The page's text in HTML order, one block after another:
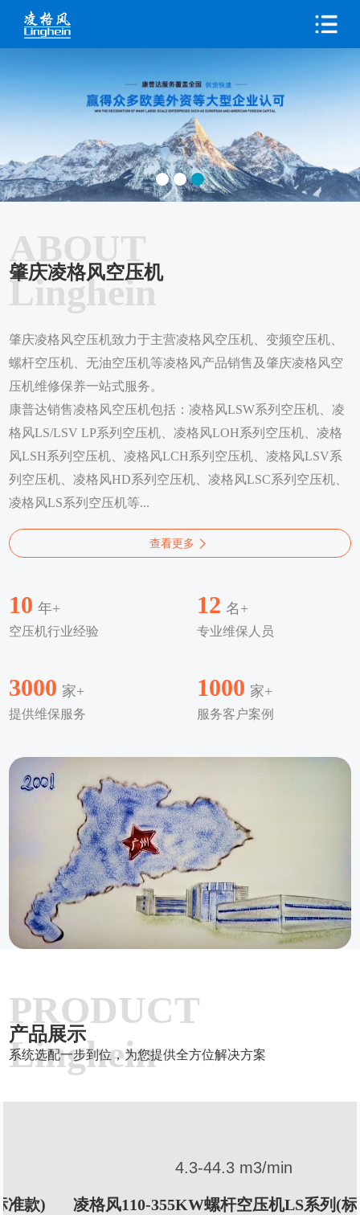
ABOUT
Linghein
肇庆凌格风空压机
肇庆凌格风空压机致力于主营凌格风空压机、变频空压机、
螺杆空压机、无油空压机等凌格风产品销售及肇庆凌格风空
压机维修保养一站式服务。
康普达销售凌格风空压机包括：凌格风LSW系列空压机、凌
格风LS/LSV LP系列空压机、凌格风LOH系列空压机、凌格
风LSH系列空压机、凌格风LCH系列空压机、凌格风LSV系
列空压机、凌格风HD系列空压机、凌格风LSC系列空压机、
凌格风LS系列空压机等...
查看更多
10 年+
空压机行业经验
12 名+
专业维保人员
3000 家+
提供维保服务
1000 家+
服务客户案例
PRODUCT
Linghein
产品展示
系统选配一步到位，为您提供全方位解决方案
4.3-44.3 m3/min
凌格风110-355KW螺杆空压机LS系列(标准款)